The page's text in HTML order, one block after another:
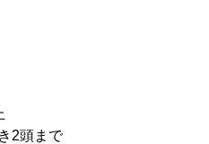
2頭まで